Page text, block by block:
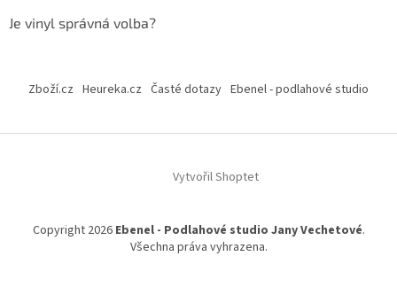
Je vinyl správná volba?
Zboží.cz Heureka.cz Časté dotazy Ebenel - podlahové studio
Vytvořil Shoptet
Copyright 2026 Ebenel - Podlahové studio Jany Vechetové.
Všechna práva vyhrazena.